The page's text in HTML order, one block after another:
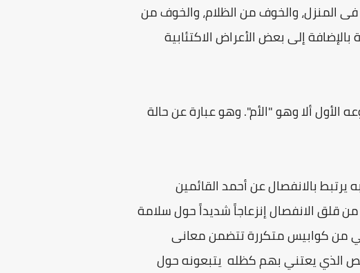
فى المنزل، والخوف من الظلام، والخوف من
إلى بعض الأعراض الاكتئابية
ألا وهو "الأم". وهو عبارة عن حالة
بالانفصال عن أحمد القائمين
من قلق الانفصال إنزعاجاً شديداً حول سلامة
من كوابيس متكررة تتضمن معانى
الذي يعتني بهم كظله يتبعونه حول